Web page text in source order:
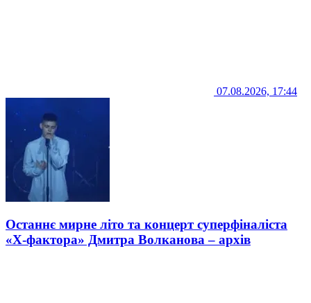
07.08.2026, 17:44
Останнє мирне літо та концерт суперфіналіста
«Х-фактора» Дмитра Волканова – архів